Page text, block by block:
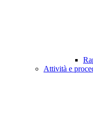
Attività e